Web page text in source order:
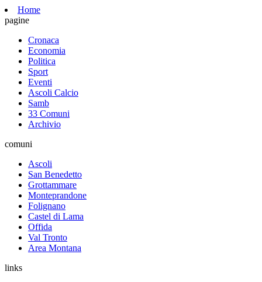
Home
pagine
Cronaca
Economia
Politica
Sport
Eventi
Ascoli Calcio
Samb
33 Comuni
Archivio
comuni
Ascoli
San Benedetto
Grottammare
Monteprandone
Folignano
Castel di Lama
Offida
Val Tronto
Area Montana
links